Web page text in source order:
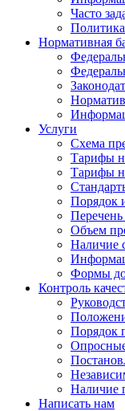
Часто
Нормативная
Услуги
Схема
Тарифы
Тарифы
Порядок
Объем
Наличие
Формы
Контроль
Порядок
Наличие
Написать нам